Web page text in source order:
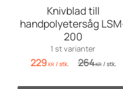
Knivblad till
handpolyetersåg
200
1 st varianter
229KR /stk. 264KR /stk.